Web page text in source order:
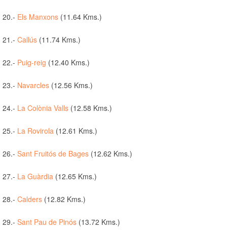
20.- Els Manxons (11.64 Kms.)
21.- Callús (11.74 Kms.)
22.- Puig-reig (12.40 Kms.)
23.- Navarcles (12.56 Kms.)
24.- La Colònia Valls (12.58 Kms.)
25.- La Rovirola (12.61 Kms.)
26.- Sant Fruitós de Bages (12.62 Kms.)
27.- La Guàrdia (12.65 Kms.)
28.- Calders (12.82 Kms.)
29.- Sant Pau de Pinós (13.72 Kms.)